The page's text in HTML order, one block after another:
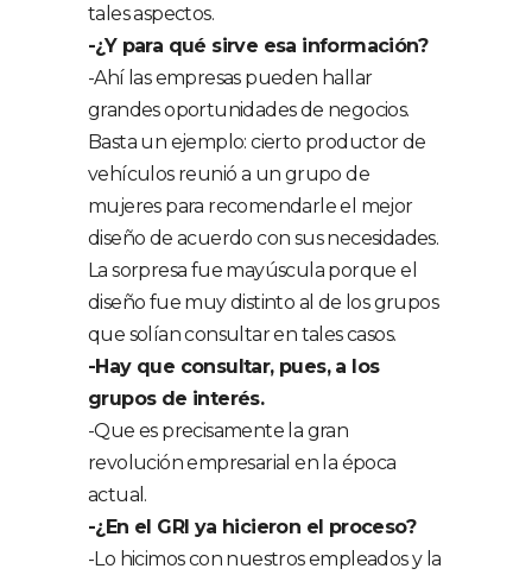
tales aspectos.
-¿Y para qué sirve esa información?
-Ahí las empresas pueden hallar
grandes oportunidades de negocios.
Basta un ejemplo: cierto productor de
vehículos reunió a un grupo de
mujeres para recomendarle el mejor
diseño de acuerdo con sus necesidades.
La sorpresa fue mayúscula porque el
diseño fue muy distinto al de los grupos
que solían consultar en tales casos.
-Hay que consultar, pues, a los
grupos de interés.
-Que es precisamente la gran
revolución empresarial en la época
actual.
-¿En el GRI ya hicieron el proceso?
-Lo hicimos con nuestros empleados y la